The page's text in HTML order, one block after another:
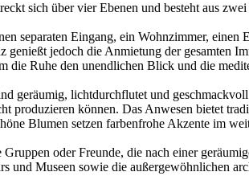
sich über vier Ebenen und besteht aus
separaten Eingang, ein Wohnzimmer,
genießt jedoch die Anmietung der gesamten
die Ruhe den unendlichen Blick und die
geräumig, lichtdurchflutet und
produzieren können. Das Anwesen bietet
Blumen setzen farbenfrohe Akzente im
oder Freunde, die nach einer
und Museen sowie die außergewöhnlichen